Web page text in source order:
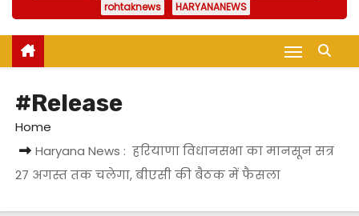
rohtaknews
HARYANANEWS
#Release
Home
Haryana News : हरियाणा विधानसभा का मानसून सत्र
27 अगस्त तक चलेगा, बीएसी की बैठक में फैसला